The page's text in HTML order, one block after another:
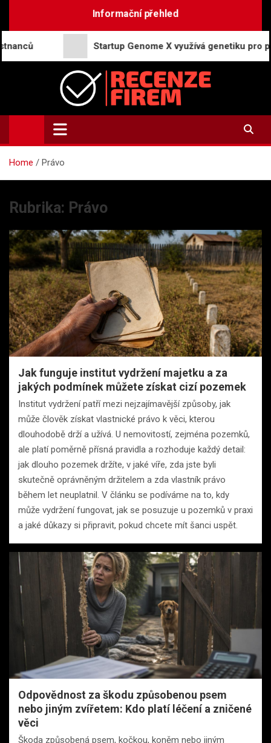
Informační přehled
Startup Genome X využívá genetiku pro
Recenze-firem.cz
Recenze firem, hodnocení zaměstnavatelů, názory a
Home Právo
Rubrika: Právo
Jak funguje institut vydržení majetku a za
jakých podmínek můžete získat cizí pozemek
Institut vydržení patří mezi nejzajímavější způsoby, jak
může člověk získat vlastnické právo k věci, kterou
dlouhodobě drží a užívá. U nemovitostí, zejména pozemků,
ale platí poměrně přísná pravidla a rozhoduje každý detail:
jak dlouho pozemek držíte, v jaké víře, zda jste byli
skutečně oprávněným držitelem a zda vlastník právo
během let neuplatnil. V článku se podíváme na to, kdy
může vydržení fungovat, jak se posuzuje u pozemků v praxi
a jaké důkazy si připravit, pokud chcete mít šanci uspět.
Odpovědnost za škodu způsobenou psem
nebo jiným zvířetem: Kdo platí léčení a zničené
věci
Škoda způsobená psem, kočkou, koněm nebo jiným